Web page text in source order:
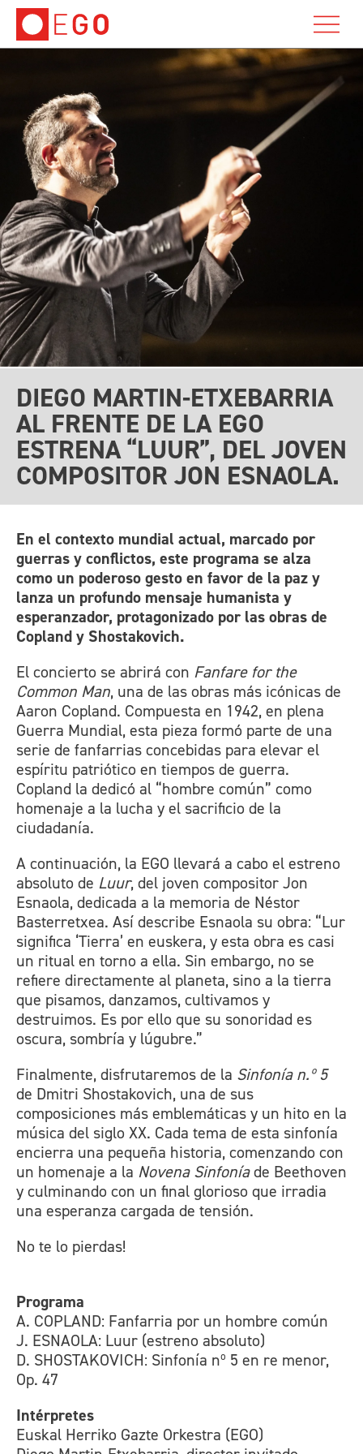
DIEGO MARTIN-ETXEBARRIA
AL FRENTE DE LA EGO
ESTRENA “LUUR”, DEL JOVEN
COMPOSITOR JON ESNAOLA.
En el contexto mundial actual, marcado por
guerras y conflictos, este programa se alza
como un poderoso gesto en favor de la paz y
lanza un profundo mensaje humanista y
esperanzador, protagonizado por las obras de
Copland y Shostakovich.
El concierto se abrirá con Fanfare for the
Common Man, una de las obras más icónicas de
Aaron Copland. Compuesta en 1942, en plena
Guerra Mundial, esta pieza formó parte de una
serie de fanfarrias concebidas para elevar el
espíritu patriótico en tiempos de guerra.
Copland la dedicó al “hombre común” como
homenaje a la lucha y el sacrificio de la
ciudadanía.
A continuación, la EGO llevará a cabo el estreno
absoluto de Luur, del joven compositor Jon
Esnaola, dedicada a la memoria de Néstor
Basterretxea. Así describe Esnaola su obra: “Lur
significa ‘Tierra’ en euskera, y esta obra es casi
un ritual en torno a ella. Sin embargo, no se
refiere directamente al planeta, sino a la tierra
que pisamos, danzamos, cultivamos y
destruimos. Es por ello que su sonoridad es
oscura, sombría y lúgubre.”
Finalmente, disfrutaremos de la Sinfonía n.º 5
de Dmitri Shostakovich, una de sus
composiciones más emblemáticas y un hito en la
música del siglo XX. Cada tema de esta sinfonía
encierra una pequeña historia, comenzando con
un homenaje a la Novena Sinfoníade Beethoven
y culminando con un final glorioso que irradia
una esperanza cargada de tensión.
No te lo pierdas!
Programa
A. COPLAND: Fanfarria por un hombre común
J. ESNAOLA: Luur (estreno absoluto)
D. SHOSTAKOVICH: Sinfonía nº 5 en re menor,
Op. 47
Intérpretes
Euskal Herriko Gazte Orkestra (EGO)